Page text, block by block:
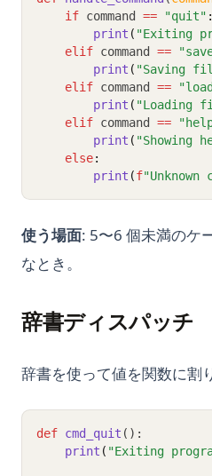
if command == "quit" :
print ( "Exiting
elif command ==
print ( "Saving
elif command ==
print ( "Loading
elif command ==
print ( "Showing
else:
print (f"Unknown
使う場面: 5〜6 個未満のケ
なとき。
辞書ディスパッチ
辞書を使って値を関数に割
def cmd_quit ():
print ( "Exiting